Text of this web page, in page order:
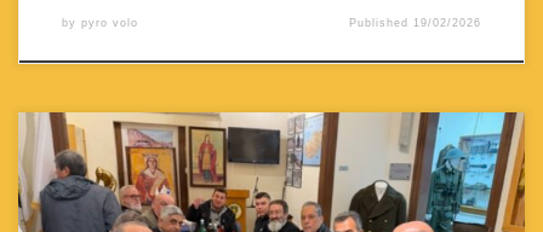
by pyro volo Published 19/02/2026
Με κάθε επισημότητα και σε κλίμα ενότητας και συγκίνησης
πραγματοποιήθηκε την Παρασκευή 24 Ιανουαρίου 2026 η